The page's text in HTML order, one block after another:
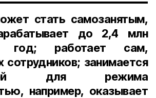
стать самозанятым,
до 2,4 млн
год; работает сам,
сотрудников; занимается
для режима
например, оказывает